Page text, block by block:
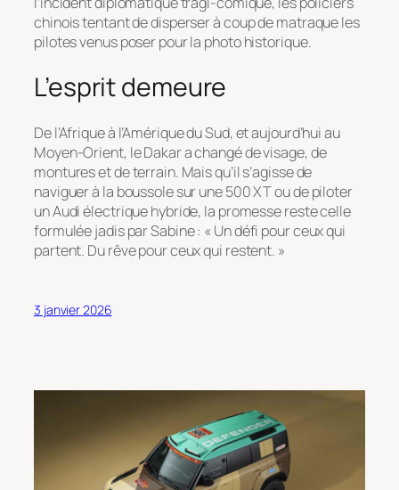
chinois tentant de disperser à coup de matraque les
pilotes venus poser pour la photo historique.
L’esprit demeure
De l’Afrique à l’Amérique du Sud, et aujourd’hui au
Moyen-Orient, le Dakar a changé de visage, de
montures et de terrain. Mais qu’il s’agisse de
naviguer à la boussole sur une 500 XT ou de piloter
un Audi électrique hybride, la promesse reste celle
formulée jadis par Sabine : « Un défi pour ceux qui
partent. Du rêve pour ceux qui restent. »
3 janvier 2026